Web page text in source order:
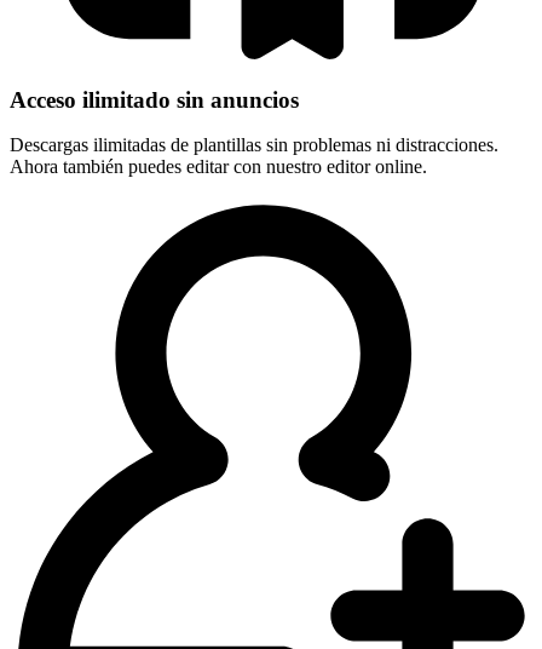
Acceso ilimitado sin anuncios
Descargas ilimitadas de plantillas sin problemas ni distracciones.
Ahora también puedes editar con nuestro editor online.